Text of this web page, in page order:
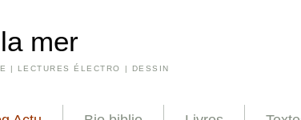
mer
| LECTURES ÉLECTRO | DESSIN